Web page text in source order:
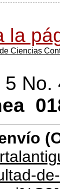
la
Ciencias
5 No.